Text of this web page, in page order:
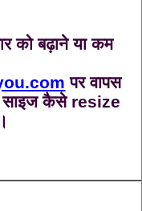
को बढ़ाने या कम
पर वापस
साइज कैसे resize